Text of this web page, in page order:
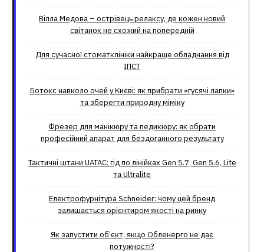
Вілла Медова – острівець релаксу, де кожен новий
світанок не схожий на попередній
Для сучасної стоматклініки найкраще обладнання від
ІПСТ
Ботокс навколо очей у Києві: як прибрати «гусячі лапки»
та зберегти природну міміку
Фрезер для манікюру та педикюру: як обрати
професійний апарат для бездоганного результату
Тактичні штани UATAC: гід по лінійках Gen 5.7, Gen 5.6, Lite
та Ultralite
Електрофурнітура Schneider: чому цей бренд
залишається орієнтиром якості на ринку
Як запустити об’єкт, якщо Обленерго не дає
потужності?